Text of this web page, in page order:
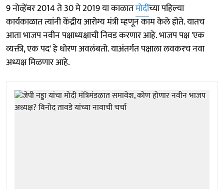
9 नोव्हेंबर 2014 ते 30 मे 2019 या काळातमोदींच्या पहिल्या
कार्यकाळात त्यांनी केंद्रीय आरोग्य मंत्री म्हणून काम केले होते. यातच
आता भाजप नवीन पक्षाध्यक्षाची निवड करणार आहे. भाजप पक्ष 'एक
व्यक्ती, एक पद' हे धोरण अवलंबतो. याअंतर्गत पक्षाला लवकरच नवा
अध्यक्ष मिळणार आहे.